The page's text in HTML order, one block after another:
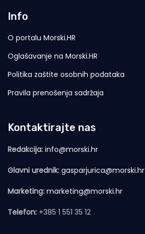
Info
O portalu Morski.HR
Oglašavanje na Morski.HR
Politika zaštite osobnih podataka
Pravila prenošenja sadržaja
Kontaktirajte nas
Redakcija: info@morski.hr
Glavni urednik: gasparjurica@morski.hr
Marketing: marketing@morski.hr
Telefon: +385 1 551 35 12